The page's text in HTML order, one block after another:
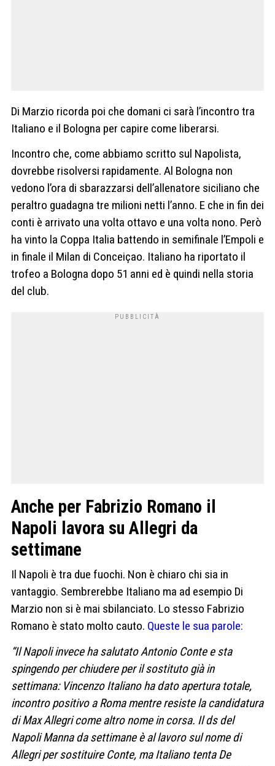
Di Marzio ricorda poi che domani ci sarà l’incontro tra
Italiano e il Bologna per capire come liberarsi.
Incontro che, come abbiamo scritto sul Napolista,
dovrebbe risolversi rapidamente. Al Bologna non
vedono l’ora di sbarazzarsi dell’allenatore siciliano che
peraltro guadagna tre milioni netti l’anno. E che in fin dei
conti è arrivato una volta ottavo e una volta nono. Però
ha vinto la Coppa Italia battendo in semifinale l’Empoli e
in finale il Milan di Conceiçao. Italiano ha riportato il
trofeo a Bologna dopo 51 anni ed è quindi nella storia
del club.
Anche per Fabrizio Romano il
Napoli lavora su Allegri da
settimane
Il Napoli è tra due fuochi. Non è chiaro chi sia in
vantaggio. Sembrerebbe Italiano ma ad esempio Di
Marzio non si è mai sbilanciato. Lo stesso Fabrizio
Romano è stato molto cauto. Queste le sua parole:
“Il Napoli invece ha salutato Antonio Conte e sta
spingendo per chiudere per il sostituto già in
settimana: Vincenzo Italiano ha dato apertura totale,
incontro positivo a Roma mentre resiste la candidatura
di Max Allegri come altro nome in corsa. Il ds del
Napoli Manna da settimane è al lavoro sul nome di
Allegri per sostituire Conte, ma Italiano tenta De